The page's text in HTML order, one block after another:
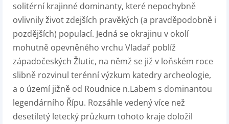
solitérní krajinné dominanty, které nepochybně
ovlivnily život zdejších pravěkých (a pravděpodobně i
pozdějších) populací. Jedná se okrajinu v okolí
mohutně opevněného vrchu Vladař poblíž
západočeských Žlutic, na němž se již v loňském roce
slibně rozvinul terénní výzkum katedry archeologie,
a o území jižně od Roudnice n.Labem s dominantou
legendárního Řípu. Rozsáhle vedený více než
desetiletý letecký průzkum tohoto kraje doložil